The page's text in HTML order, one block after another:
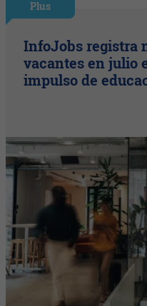
Plus
InfoJobs registra
vacantes en julio
impulso de